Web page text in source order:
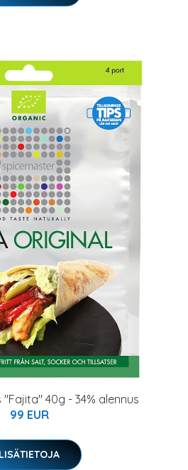
40g - 34% alennus
99 EUR
LISÄTIETOJA